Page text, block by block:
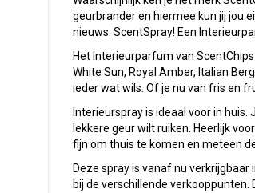
geurbrander en hiermee kun jij jou
nieuws: ScentSpray! Een
Het Interieurparfum van
White Sun, Royal Amber, Italian
ieder wat wils. Of je nu van fris en
Interieurspray is ideaal voor in
lekkere geur wilt ruiken. Heerlijk
fijn om thuis te komen en meteen
Deze spray is vanaf nu
bij de verschillende